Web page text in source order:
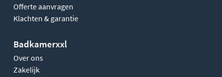
Offerte aanvragen
Klachten & garantie
Badkamerxxl
Over ons
Zakelijk